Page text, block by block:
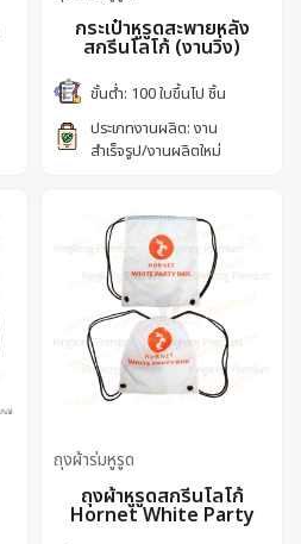
กระเป๋าหูรูดสะพายหลัง
สกรีนโลโก้ (งานวิ่ง)
ขั้นต่ำ: 100 ใบขึ้นไป ชิ้น
ประเภทงานผลิต: งาน
สำเร็จรูป/งานผลิตใหม่
ถุงผ้าร่มหูรูด
ถุงผ้าหูรูดสกรีนโลโก้
Hornet White Party